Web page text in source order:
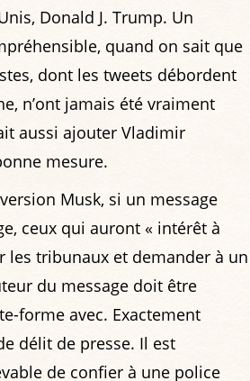
Donald J. Trump. Un
quand on sait que
dont les tweets débordent
n’ont jamais été vraiment
aussi ajouter Vladimir
mesure.
Musk, si un message
ceux qui auront « intérêt à
les tribunaux et demander à un
du message doit être
forme avec. Exactement
délit de presse. Il est
de confier à une police